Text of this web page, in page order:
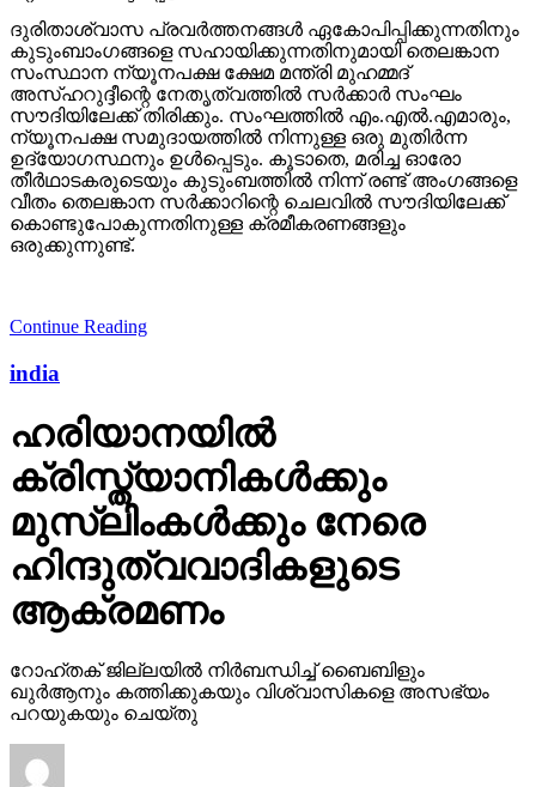
ദുരിതാശ്വാസ പ്രവര്‍ത്തനങ്ങള്‍ ഏകോപിപ്പിക്കുന്നതിനും
കുടുംബാംഗങ്ങളെ സഹായിക്കുന്നതിനുമായി തെലങ്കാന
സംസ്ഥാന ന്യൂനപക്ഷ ക്ഷേമ മന്ത്രി മുഹമ്മദ്
അസ്ഹറുദ്ദീന്റെ നേതൃത്വത്തില്‍ സര്‍ക്കാര്‍ സംഘം
സൗദിയിലേക്ക് തിരിക്കും. സംഘത്തില്‍ എം.എല്‍.എമാരും,
ന്യൂനപക്ഷ സമുദായത്തില്‍ നിന്നുള്ള ഒരു മുതിര്‍ന്ന
ഉദ്യോഗസ്ഥനും ഉള്‍പ്പെടും. കൂടാതെ, മരിച്ച ഓരോ
തീര്‍ഥാടകരുടെയും കുടുംബത്തില്‍ നിന്ന് രണ്ട് അംഗങ്ങളെ
വീതം തെലങ്കാന സര്‍ക്കാറിന്റെ ചെലവില്‍ സൗദിയിലേക്ക്
കൊണ്ടുപോകുന്നതിനുള്ള ക്രമീകരണങ്ങളും
ഒരുക്കുന്നുണ്ട്.
Continue Reading
india
ഹരിയാനയില്‍
ക്രിസ്ത്യാനികള്‍ക്കും
മുസ്‌ലിംകള്‍ക്കും നേരെ
ഹിന്ദുത്വവാദികളുടെ
ആക്രമണം
റോഹ്തക് ജില്ലയില്‍ നിര്‍ബന്ധിച്ച് ബൈബിളും
ഖുര്‍ആനും കത്തിക്കുകയും വിശ്വാസികളെ അസഭ്യം
പറയുകയും ചെയ്തു